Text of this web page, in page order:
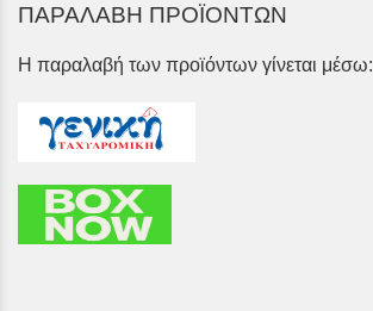
ΠΑΡΑΛΑΒΗ ΠΡΟΪΟΝΤΩΝ
Η παραλαβή των προϊόντων γίνεται μέσω: